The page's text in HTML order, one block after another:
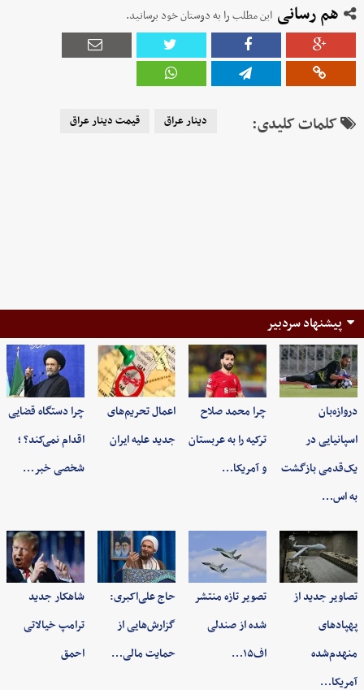
هم رسانی این مطلب را به دوستان خود برسانید.
کلمات کلیدی: دینار عراق قیمت دینار عراق
پیشنهاد سردبیر
دروازه‌بان
اسپانیایی در
یک‌قدمی بازگشت
به اس…
چرا محمد صلاح
ترکیه را به عربستان
و آمریکا…
اعمال تحریم‌های
جدید علیه ایران
چرا دستگاه قضایی
اقدام نمی‌کند؟ ؛
شخصی خبر…
تصاویر جدید از
پهپادهای
منهدم‌شده
آمریکا…
تصویر تازه منتشر
شده از صندلی
اف۱۵…
حاج علی‌اکبری:
گزارش‌هایی از
حمایت مالی…
شاهکار جدید
ترامپ خیالاتی
احمق